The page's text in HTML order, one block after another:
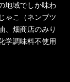
地域でしか味わ
ゃこ（ネンブツ
、畑商店のみり
学調味料不使用